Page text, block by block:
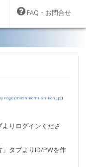
FAQ・お問合せ
Page (moshikomi-shiken.jp)）
りログインくださ
タブよりID/PWを作